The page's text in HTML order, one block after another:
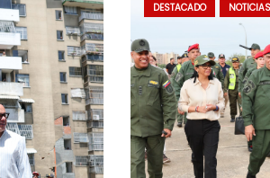
DESTACADO NOTICIAS